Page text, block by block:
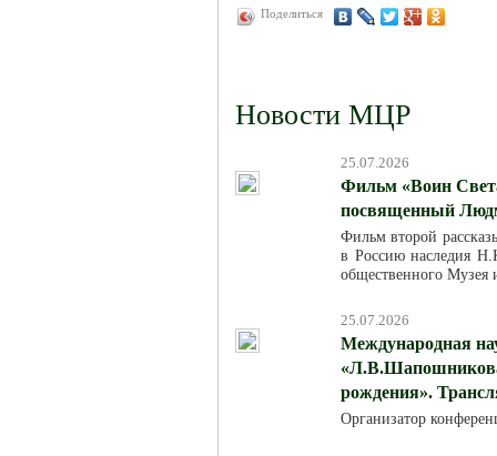
Поделиться
Новости МЦР
25.07.2026
Фильм «Воин
посвященный
Фильм второй
в Россию наследия
общественного
25.07.2026
Международная
рождения».
Организатор